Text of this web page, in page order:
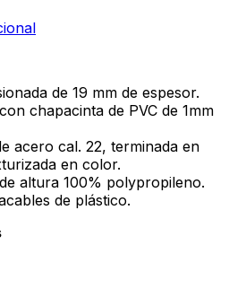
de 19 mm de espesor.
chapacinta de PVC de 1mm
acero cal. 22, terminada en
en color.
altura 100% polypropileno.
de plástico.